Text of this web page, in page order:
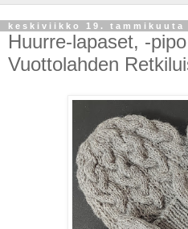
keskiviikko 19. tammikuuta
Huurre-lapaset, -
Vuottolahden